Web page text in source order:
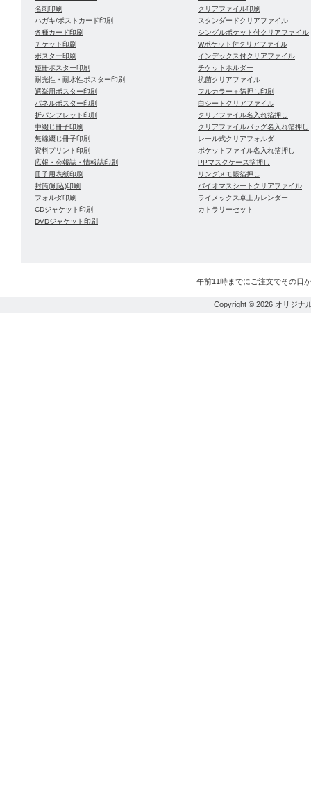
名刺印刷
ハガキ/ポストカード印刷
各種カード印刷
チケット印刷
ポスター印刷
短冊ポスター印刷
耐光性・耐水性ポスター印刷
選挙用ポスター印刷
パネルポスター印刷
折パンフレット印刷
中綴じ冊子印刷
無線綴じ冊子印刷
資料プリント印刷
広報・会報誌・情報誌印刷
冊子用表紙印刷
封筒(刷込)印刷
フォルダ印刷
CDジャケット印刷
DVDジャケット印刷
クリアファイル印刷
スタンダードクリアファイル
シングルポケット付クリアファイル
Wポケット付クリアファイル
インデックス付クリアファイル
チケットホルダー
抗菌クリアファイル
フルカラー＋箔押し印刷
白シートクリアファイル
クリアファイル名入れ箔押し
クリアファイルバッグ名入れ箔押し
レール式クリアフォルダ
ポケットファイル名入れ箔押し
PPマスクケース箔押し
リングメモ帳箔押し
バイオマスシートクリアファイル
ライメックス卓上カレンダー
カトラリーセット
午前11時までにご注文でその日
Copyright © 2026 オリジナ